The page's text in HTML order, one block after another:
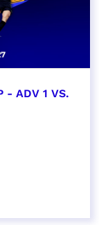
- ADV 1 VS.